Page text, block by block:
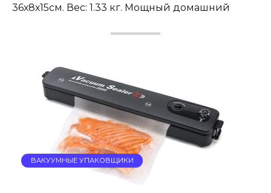
36х8х15см. Вес: 1.33 кг. Мощный домашний
ВАКУУМНЫЕ УПАКОВЩИКИ